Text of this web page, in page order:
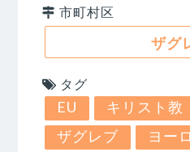
市町村区
ザグ
タグ
EU キリスト教
ザグレブ
ヨー